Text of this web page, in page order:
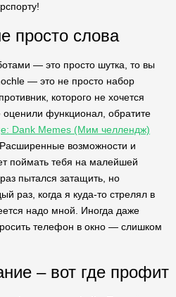
просто слова
— это просто шутка, то вы
— это не просто набор
которого не хочется
функционал, обратите
Dank Memes (Мим челлендж)
. Расширенные возможности и
поймать тебя на малейшей
пытался затащить, но
раз, когда я куда-то стрелял в
надо мной. Иногда даже
телефон в окно — слишком
– вот где профит